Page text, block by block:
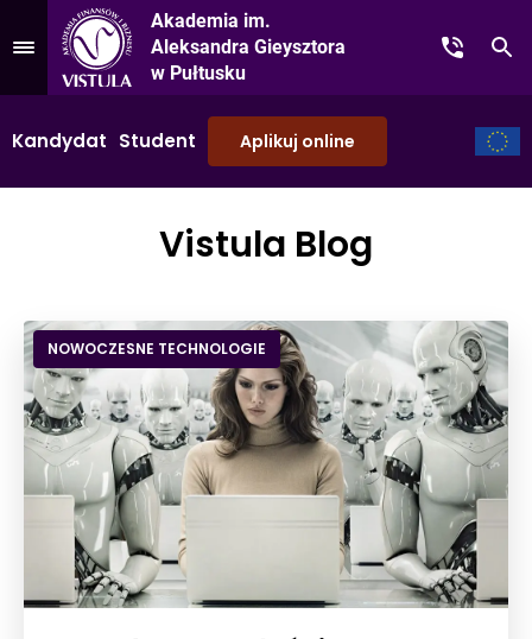
Przejdź do Menu
Akademia im.
Aleksandra Gieysztora
w Pułtusku
Kontakt
Kandydat Student Aplikuj online
Vistula Blog
NOWOCZESNE TECHNOLOGIE